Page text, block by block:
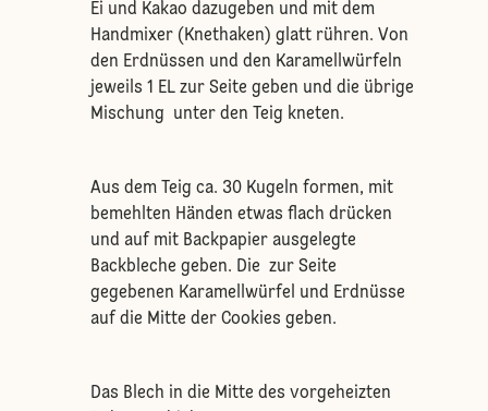
Ei und Kakao dazugeben und mit dem
Handmixer (Knethaken) glatt rühren. Von
den Erdnüssen und den Karamellwürfeln
jeweils 1 EL zur Seite geben und die übrige
Mischung unter den Teig kneten.
Aus dem Teig ca. 30 Kugeln formen, mit
bemehlten Händen etwas flach drücken
und auf mit Backpapier ausgelegte
Backbleche geben. Die zur Seite
gegebenen Karamellwürfel und Erdnüsse
auf die Mitte der Cookies geben.
Das Blech in die Mitte des vorgeheizten